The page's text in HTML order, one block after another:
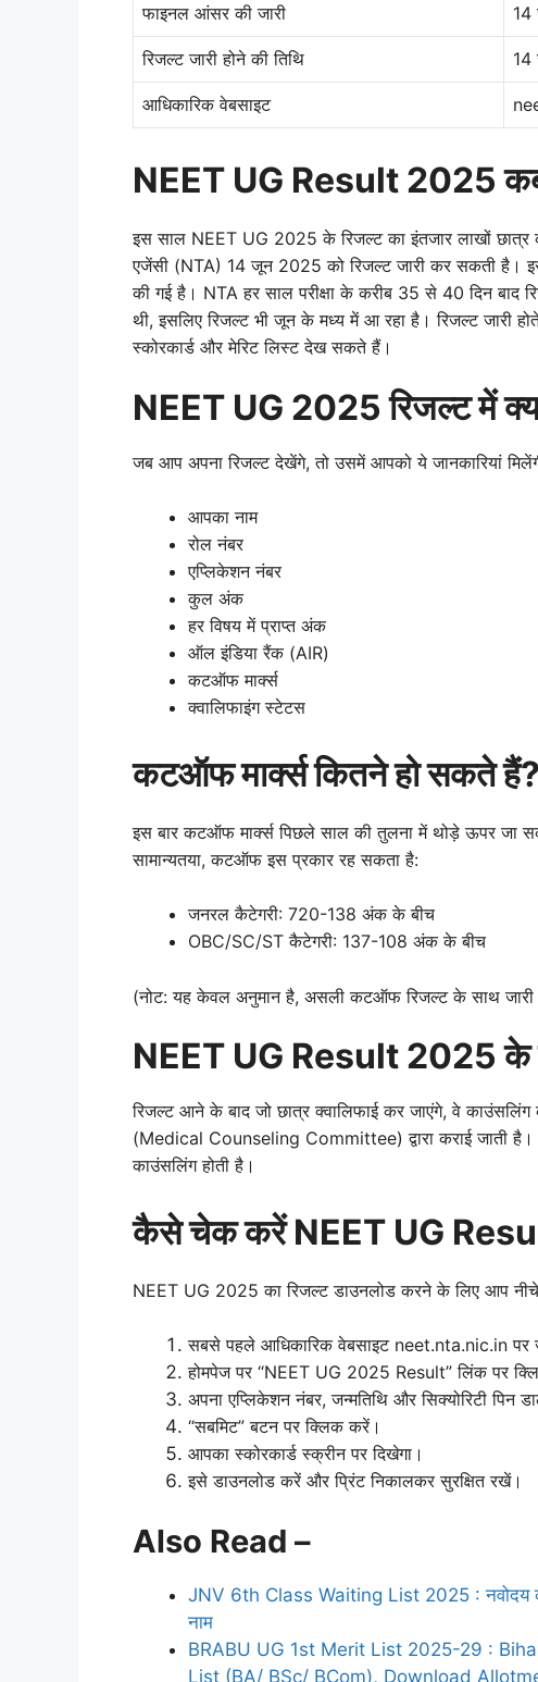
फाइनल आंसर की जारी
रिजल्ट जारी होने की तिथि 14
आधिकारिक वेबसाइट
NEET UG Result 2025
इस साल NEET UG 2025 के रिजल्ट का इंतजार लाखों
एजेंसी (NTA) 14 जून 2025 को रिजल्ट जारी कर सकती है।
की गई है। NTA हर साल परीक्षा के करीब 35 से 40 दिन बाद
थी, इसलिए रिजल्ट भी जून के मध्य में आ रहा है। रिजल्ट जारी
स्कोरकार्ड और मेरिट लिस्ट देख सकते हैं।
NEET UG 2025 रिजल्ट में
जब आप अपना रिजल्ट देखेंगे, तो उसमें आपको ये जानकारियां
आपका नाम
रोल नंबर
एप्लिकेशन नंबर
कुल अंक
हर विषय में प्राप्त अंक
ऑल इंडिया रैंक (AIR)
कटऑफ मार्क्स
क्वालिफाइंग स्टेटस
कटऑफ मार्क्स कितने हो सकते हैं?
इस बार कटऑफ मार्क्स पिछले साल की तुलना में थोड़े ऊपर जा सकते
सामान्यतया, कटऑफ इस प्रकार रह सकता है:
जनरल कैटेगरी: 720-138 अंक के बीच
OBC/SC/ST कैटेगरी: 137-108 अंक के बीच
(नोट: यह केवल अनुमान है, असली कटऑफ रिजल्ट के साथ जारी
NEET UG Result 2025 के
रिजल्ट आने के बाद जो छात्र क्वालिफाई कर जाएंगे, वे
(Medical Counseling Committee) द्वारा कराई जाती
काउंसलिंग होती है।
कैसे चेक करें NEET UG
NEET UG 2025 का रिजल्ट डाउनलोड करने के लिए आप
सबसे पहले आधिकारिक वेबसाइट neet.nta.nic.in पर
होमपेज पर “NEET UG 2025 Result” लिंक पर
अपना एप्लिकेशन नंबर, जन्मतिथि और सिक्योरिटी पिन
“सबमिट” बटन पर क्लिक करें।
आपका स्कोरकार्ड स्क्रीन पर दिखेगा।
इसे डाउनलोड करें और प्रिंट निकालकर सुरक्षित रखें।
Also Read –
JNV 6th Class Waiting List 2025 : नवोदय
नाम
BRABU UG 1st Merit List 2025-29 :
List (BA/ BSc/ BCom), Download